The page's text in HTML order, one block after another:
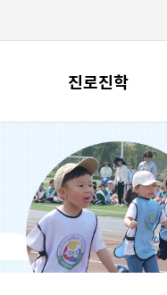
진로진학